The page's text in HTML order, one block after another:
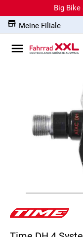
Big Bike
Meine Filiale